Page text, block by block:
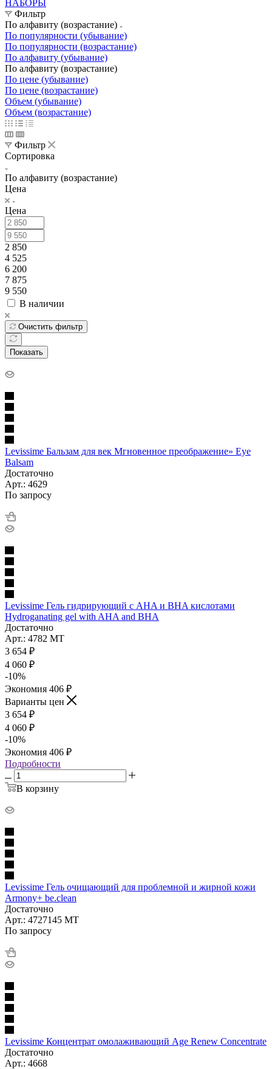
НАБОРЫ
Фильтр
По алфавиту (возрастание)
По популярности (убывание)
По популярности (возрастание)
По алфавиту (убывание)
По алфавиту (возрастание)
По цене (убывание)
По цене (возрастание)
Объем (убывание)
Объем (возрастание)
Фильтр
Сортировка
По алфавиту (возрастание)
Цена
Цена
2 850
4 525
6 200
7 875
9 550
В наличии
Очистить фильтр
Показать
Levissime Бальзам для век Мгновенное преображение» Eye
Balsam
Достаточно
Арт.: 4629
По запросу
Levissime Гель гидрирующий с AHA и BHA кислотами
Hydroganating gel with AHA and BHA
Достаточно
Арт.: 4782 МТ
3 654 ₽
4 060 ₽
-10%
Экономия 406 ₽
Варианты цен
3 654 ₽
4 060 ₽
-10%
Экономия 406 ₽
Подробности
В корзину
Levissime Гель очищающий для проблемной и жирной кожи
Armony+ be.clean
Достаточно
Арт.: 4727145 MT
По запросу
Levissime Концентрат омолаживающий Age Renew Concentrate
Достаточно
Арт.: 4668